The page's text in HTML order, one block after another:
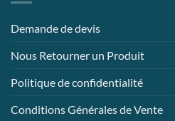
Demande de devis
Nous Retourner un Produit
Politique de confidentialité
Conditions Générales de Vente